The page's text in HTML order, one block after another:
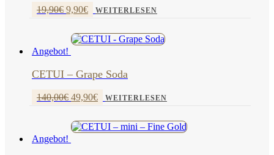
19,90€ Ursprünglicher
war:
19,90€
9,90€Aktueller
ist:
9,90€.
WEITERLESEN
Angebot!
CETUI – Grape Soda
140,00€ Ursprünglicher
war:
140,00€
49,90€Aktueller
ist:
49,90€.
WEITERLESEN
Angebot!